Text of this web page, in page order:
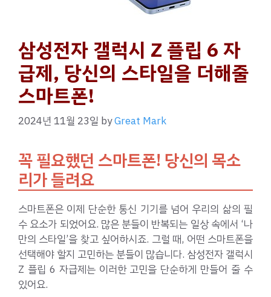
삼성전자 갤럭시 Z 플립 6 자
급제, 당신의 스타일을 더해줄
스마트폰!
2024년 11월 23일 byGreat Mark
꼭 필요했던 스마트폰! 당신의 목소
리가 들려요
스마트폰은 이제 단순한 통신 기기를 넘어 우리의 삶의 필
수 요소가 되었어요. 많은 분들이 반복되는 일상 속에서 ‘나
만의 스타일’을 찾고 싶어하시죠. 그럴 때, 어떤 스마트폰을
선택해야 할지 고민하는 분들이 많습니다. 삼성전자 갤럭시
Z 플립 6 자급제는 이러한 고민을 단순하게 만들어 줄 수
있어요.